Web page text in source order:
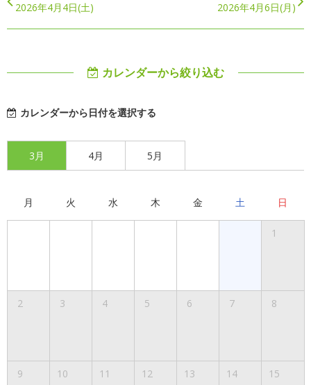
2026年4月4日(土) 2026年4月6日(月)
カレンダーから絞り込む
カレンダーから日付を選択する
3月 4月 5月
月 火 水 木 金 土 日
1
2 3 4 5 6 7 8
9 10 11 12 13 14 15